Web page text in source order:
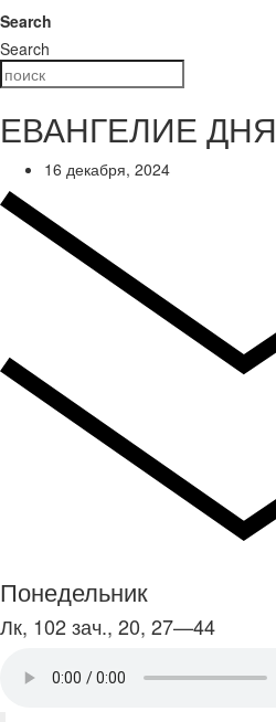
Search
Search
ЕВАНГЕЛИЕ ДНЯ
16 декабря, 2024
Понедельник
Лк, 102 зач., 20, 27—44